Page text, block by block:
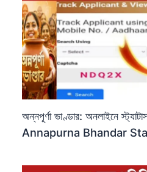
অন্নপূর্ণা ভাণ্ডার: অনলাইনে
Annapurna Bhandar